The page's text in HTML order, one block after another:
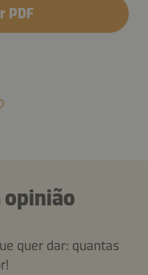
PDF
opinião
quer dar: quantas